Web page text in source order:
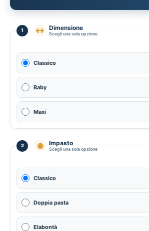
1 ↔ Dimensione
Scegli una sola opzione
Classico
Baby
Maxi
2 ◉ Impasto
Scegli una sola opzione
Classico
Doppia pasta
Elabontà